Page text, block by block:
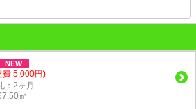
NEW
費 5,000円)
：2ヶ月
㎡